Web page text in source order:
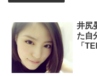
井尻
た自
「